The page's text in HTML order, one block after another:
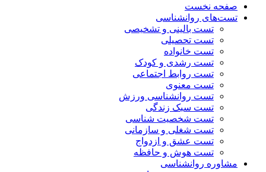
صفحه نخست
تست‌های روانشناسی
تست بالینی و تشخیصی
تست تحصیلی
تست خانواده
تست رشدی و کودک
تست روابط اجتماعی
تست معنوی
تست روانشناسی ورزش
تست سبک زندگی
تست شخصیت شناسی
تست شغلی و سازمانی
تست عشق و ازدواج
تست هوش و حافظه
مشاوره روانشناسی